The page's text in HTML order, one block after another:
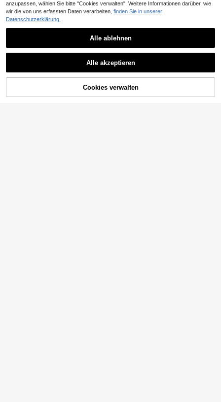
ZUM WARENKORB HINZUFÜGEN
anzupassen, wählen Sie bitte "Cookies verwalten". Weitere Informationen darüber, wie
wir die von uns erfassten Daten verarbeiten, finden Sie in unserer
Datenschutzerklärung.
Alle ablehnen
Alle akzeptieren
Cookies verwalten